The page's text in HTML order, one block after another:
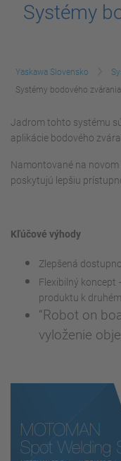
Systémy
Yaskawa Slovensko
Systémy bodového zvárania
Jadrom tohto systému
aplikácie bodového
Namontované na novom
poskytujú lepšiu
Kľúčové výhody
Zlepšená
Flexibilný koncept
produktu k
“Robot on
vyloženie